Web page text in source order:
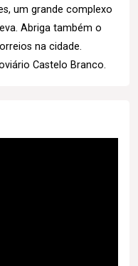
um grande complexo
Abriga também o
na cidade.
Castelo Branco.